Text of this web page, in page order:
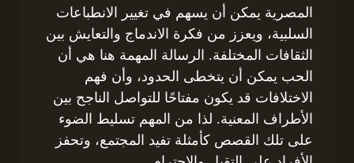
المصرية يمكن أن يسهم في تغيير الانطباعات
السلبية، ويعزز من فكرة الاندماج والتعايش بين
الثقافات المختلفة. الرسالة المهمة هنا هي أن
الحب يمكن أن يتخطى الحدود، وأن فهم
الاختلافات قد يكون مفتاحًا للتواصل الناجح بين
الأطراف المعنية. لذا من المهم تسليط الضوء
على تلك القصص كأمثلة تفيد المجتمع، وتحفز